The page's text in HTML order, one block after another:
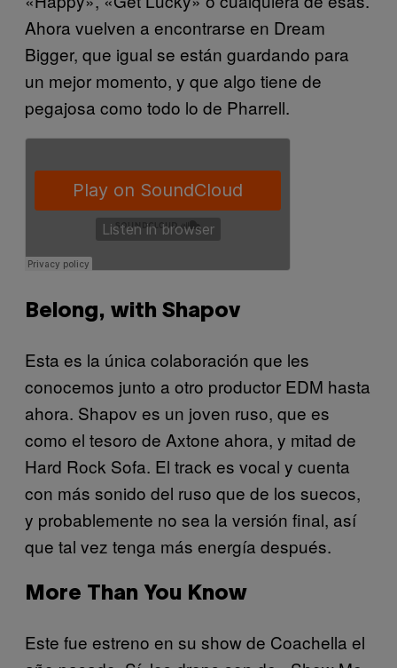
Ahora vuelven a encontrarse en Dream
Bigger, que igual se están guardando para
un mejor momento, y que algo tiene de
pegajosa como todo lo de Pharrell.
Belong, with Shapov
Esta es la única colaboración que les
conocemos junto a otro productor EDM hasta
ahora. Shapov es un joven ruso, que es
como el tesoro de Axtone ahora, y mitad de
Hard Rock Sofa. El track es vocal y cuenta
con más sonido del ruso que de los suecos,
y probablemente no sea la versión final, así
que tal vez tenga más energía después.
More Than You Know
Este fue estreno en su show de Coachella el